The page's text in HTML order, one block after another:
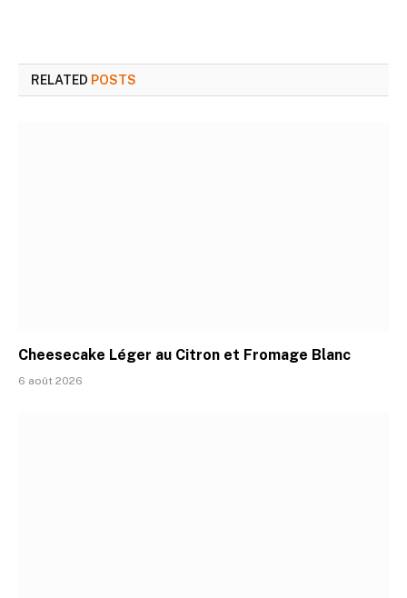
RELATED POSTS
Cheesecake Léger au Citron et Fromage Blanc
6 août 2026